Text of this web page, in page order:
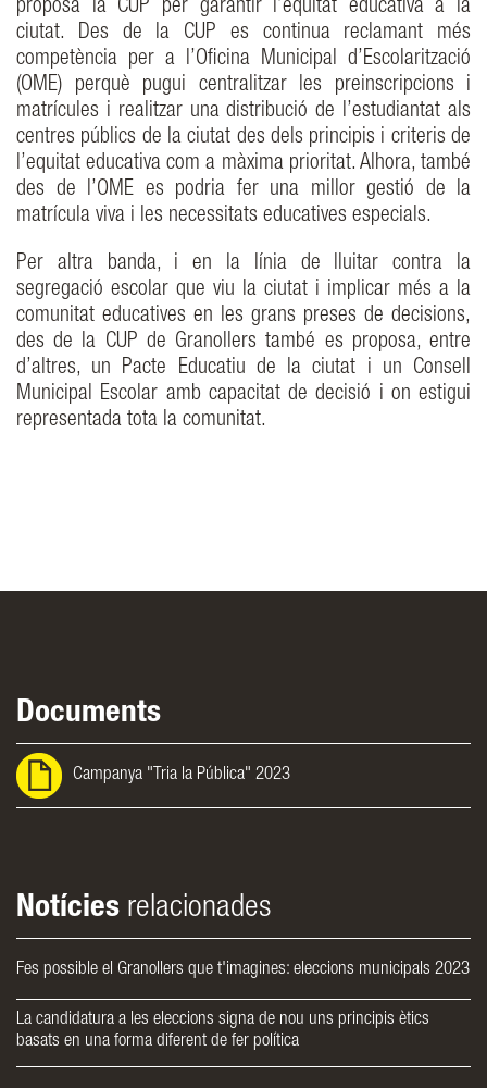
proposa la CUP per garantir l’equitat educativa a la
ciutat. Des de la CUP es continua reclamant més
competència per a l’Oficina Municipal d’Escolarització
(OME) perquè pugui centralitzar les preinscripcions i
matrícules i realitzar una distribució de l’estudiantat als
centres públics de la ciutat des dels principis i criteris de
l’equitat educativa com a màxima prioritat. Alhora, també
des de l’OME es podria fer una millor gestió de la
matrícula viva i les necessitats educatives especials.
Per altra banda, i en la línia de lluitar contra la
segregació escolar que viu la ciutat i implicar més a la
comunitat educatives en les grans preses de decisions,
des de la CUP de Granollers també es proposa, entre
d’altres, un Pacte Educatiu de la ciutat i un Consell
Municipal Escolar amb capacitat de decisió i on estigui
representada tota la comunitat.
Documents
Campanya "Tria la Pública" 2023
Notícies relacionades
Fes possible el Granollers que t'imagines: eleccions municipals 2023
La candidatura a les eleccions signa de nou uns principis ètics
basats en una forma diferent de fer política